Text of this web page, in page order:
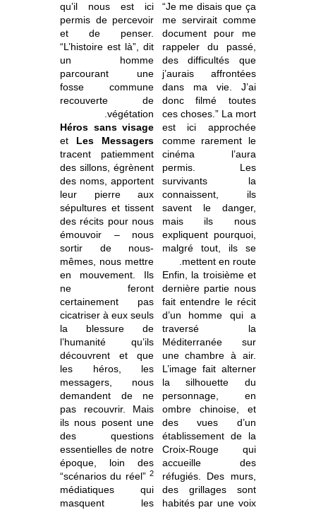
“Je me disais que ça
me servirait comme
document pour me
rappeler du passé,
des difficultés que
j’aurais affrontées
dans ma vie. J’ai
donc filmé toutes
ces choses.” La mort
est ici approchée
comme rarement le
cinéma l’aura
permis. Les
survivants la
connaissent, ils
savent le danger,
mais ils nous
expliquent pourquoi,
malgré tout, ils se
mettent en route.
Enfin, la troisième et
dernière partie nous
fait entendre le récit
d’un homme qui a
traversé la
Méditerranée sur
une chambre à air.
L’image fait alterner
la silhouette du
personnage, en
ombre chinoise, et
des vues d’un
établissement de la
Croix-Rouge qui
accueille des
réfugiés. Des murs,
des grillages sont
habités par une voix
qu’il nous est ici
permis de percevoir
et de penser.
“L’histoire est là”, dit
un homme
parcourant une
fosse commune
recouverte de
végétation.
Héros sans visage
et Les Messagers
tracent patiemment
des sillons, égrènent
des noms, apportent
leur pierre aux
sépultures et tissent
des récits pour nous
émouvoir – nous
sortir de nous-
mêmes, nous mettre
en mouvement. Ils
ne feront
certainement pas
cicatriser à eux seuls
la blessure de
l’humanité qu’ils
découvrent et que
les héros, les
messagers, nous
demandent de ne
pas recouvrir. Mais
ils nous posent une
des questions
essentielles de notre
époque, loin des
“scénarios du réel”2
médiatiques qui
masquent les